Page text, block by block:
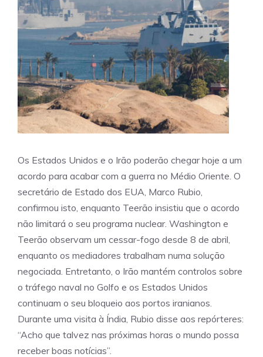
Os Estados Unidos e o Irão poderão chegar hoje a um
acordo para acabar com a guerra no Médio Oriente. O
secretário de Estado dos EUA, Marco Rubio,
confirmou isto, enquanto Teerão insistiu que o acordo
não limitará o seu programa nuclear. Washington e
Teerão observam um cessar-fogo desde 8 de abril,
enquanto os mediadores trabalham numa solução
negociada. Entretanto, o Irão mantém controlos sobre
o tráfego naval no Golfo e os Estados Unidos
continuam o seu bloqueio aos portos iranianos.
Durante uma visita à Índia, Rubio disse aos repórteres:
“Acho que talvez nas próximas horas o mundo possa
receber boas notícias”.